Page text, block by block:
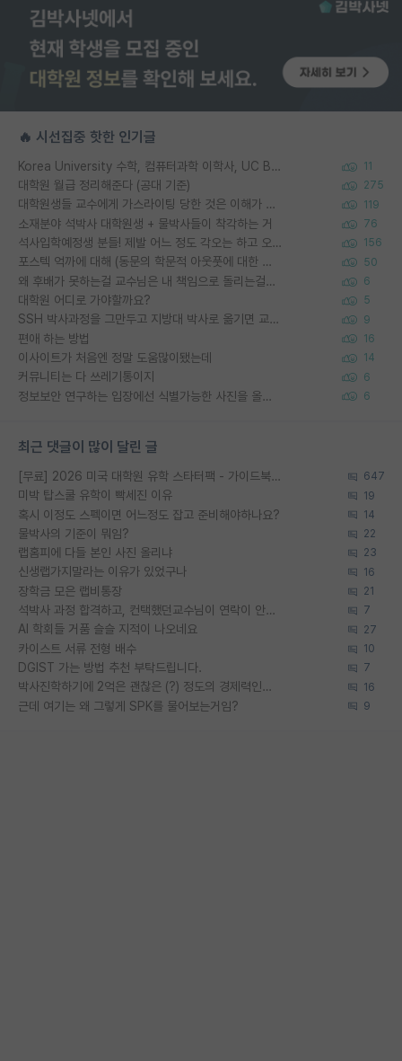
🔥 시선집중 핫한 인기글
Korea University 수학, 컴퓨터과학 이학사, UC Berkeley 산업공학 대학원 공학박사가 되는 것은 쉽지 않겠죠? 11
대학원 월급 정리해준다 (공대 기준) 275
대학원생들 교수에게 가스라이팅 당한 것은 이해가 갑니다. 안타깝네요. 119
소재분야 석박사 대학원생 + 물박사들이 착각하는 거 76
석사입학예정생 분들! 제발 어느 정도 각오는 하고 오세요. 156
포스텍 억까에 대해 (동문의 학문적 아웃풋에 대한 반박) 50
왜 후배가 못하는걸 교수님은 내 책임으로 돌리는걸까요? 6
대학원 어디로 가야할까요? 5
SSH 박사과정을 그만두고 지방대 박사로 옮기면 교수의 꿈은 끝일까요? 9
편애 하는 방법 16
이사이트가 처음엔 정말 도움많이됐는데 14
커뮤니티는 다 쓰레기통이지 6
정보보안 연구하는 입장에선 식별가능한 사진을 올리는건 비추이긴함 6
최근 댓글이 많이 달린 글
[무료] 2026 미국 대학원 유학 스타터팩 - 가이드북 & 합격자 컨택메일 템플릿 647
미박 탑스쿨 유학이 빡세진 이유 19
혹시 이정도 스펙이면 어느정도 잡고 준비해야하나요? 14
물박사의 기준이 뭐임? 22
랩홈피에 다들 본인 사진 올리냐 23
신생랩가지말라는 이유가 있었구나 16
장학금 모은 랩비통장 21
석박사 과정 합격하고, 컨택했던교수님이 연락이 안됩니다... 7
AI 학회들 거품 슬슬 지적이 나오네요 27
카이스트 서류 전형 배수 10
DGIST 가는 방법 추천 부탁드립니다. 7
박사진학하기에 2억은 괜찮은 (?) 정도의 경제력인가요 16
근데 여기는 왜 그렇게 SPK를 물어보는거임? 9